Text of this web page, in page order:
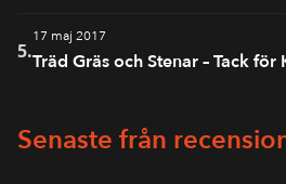
5.
17 maj 2017
Träd Gräs och Stenar – Tack för
Senaste från